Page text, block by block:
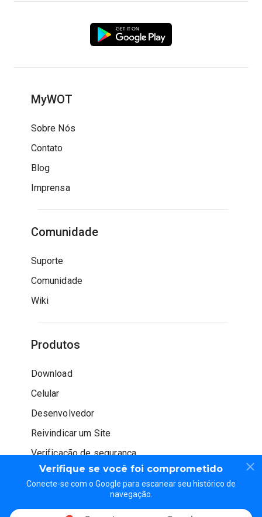
Verifique se você foi comprometido
Conecte-se com o Google para escanear seu histórico de
navegação.
MyWOT
Sobre Nós
Contato
Blog
Imprensa
Comunidade
Suporte
Comunidade
Wiki
Produtos
Download
Celular
Desenvolvedor
Reivindicar um Site
Verificação de segurança